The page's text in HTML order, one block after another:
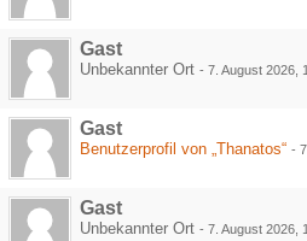
Gast
Unbekannter Ort - 7. August 2026,
Gast
Benutzerprofil von „Thanatos“ -
Gast
Unbekannter Ort - 7. August 2026,